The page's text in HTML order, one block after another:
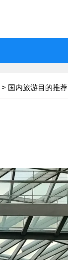
> 国内旅游目的推荐